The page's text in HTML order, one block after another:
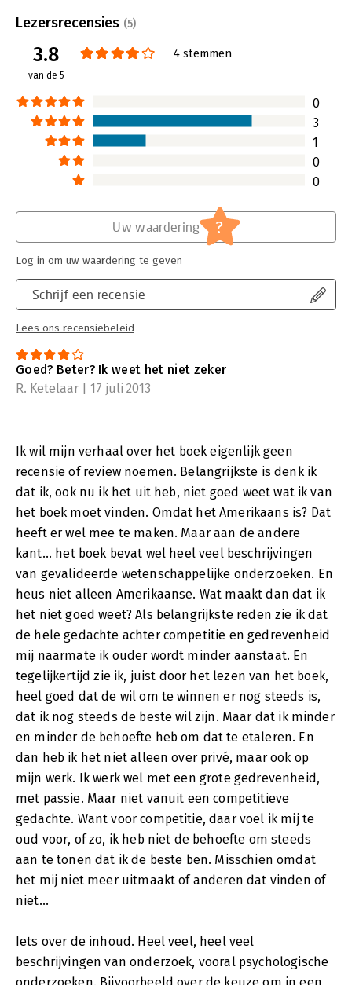
Lezersrecensies (5)
3.8
van de 5
4 stemmen
0
3
1
0
0
Schrijf een recensie
Lees ons recensiebeleid
Uw waardering ?
Log in om uw waardering te geven
Goed? Beter? Ik weet het niet zeker
R. Ketelaar | 17 juli 2013
Ik wil mijn verhaal over het boek eigenlijk geen
recensie of review noemen. Belangrijkste is denk ik
dat ik, ook nu ik het uit heb, niet goed weet wat ik van
het boek moet vinden. Omdat het Amerikaans is? Dat
heeft er wel mee te maken. Maar aan de andere
kant... het boek bevat wel heel veel beschrijvingen
van gevalideerde wetenschappelijke onderzoeken. En
heus niet alleen Amerikaanse. Wat maakt dan dat ik
het niet goed weet? Als belangrijkste reden zie ik dat
de hele gedachte achter competitie en gedrevenheid
mij naarmate ik ouder wordt minder aanstaat. En
tegelijkertijd zie ik, juist door het lezen van het boek,
heel goed dat de wil om te winnen er nog steeds is,
dat ik nog steeds de beste wil zijn. Maar dat ik minder
en minder de behoefte heb om dat te etaleren. En
dan heb ik het niet alleen over privé, maar ook op
mijn werk. Ik werk wel met een grote gedrevenheid,
met passie. Maar niet vanuit een competitieve
gedachte. Want voor competitie, daar voel ik mij te
oud voor, of zo, ik heb niet de behoefte om steeds
aan te tonen dat ik de beste ben. Misschien omdat
het mij niet meer uitmaakt of anderen dat vinden of
niet...
Iets over de inhoud. Heel veel, heel veel
beschrijvingen van onderzoek, vooral psychologische
onderzoeken. Bijvoorbeeld over de keuze om in een